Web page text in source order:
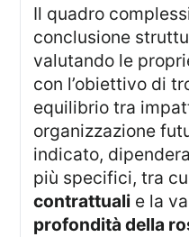
Il quadro complessivo porta a una
conclusione
valutando le
con l’obiettivo di
equilibrio tra
organizzazione
indicato,
più specifici, tra
contrattuali e la
profondità della